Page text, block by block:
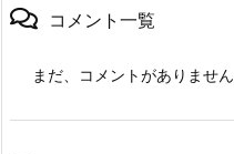
コメント一覧
まだ、コメントがありません